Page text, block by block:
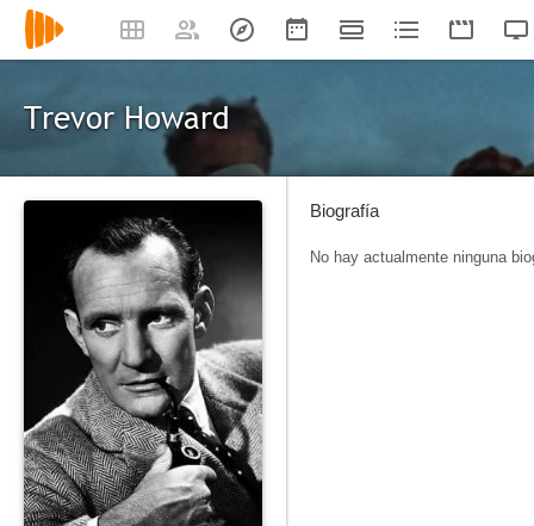
Trevor Howard
Biografía
No hay actualmente ninguna